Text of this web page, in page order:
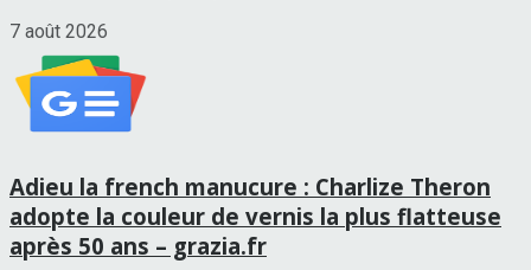
7 août 2026
Adieu la french manucure : Charlize Theron
adopte la couleur de vernis la plus flatteuse
après 50 ans – grazia.fr